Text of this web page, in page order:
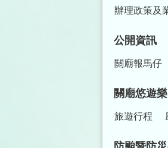
辦理政策及
公開資訊
關廟報馬仔
關廟悠遊樂
旅遊行程